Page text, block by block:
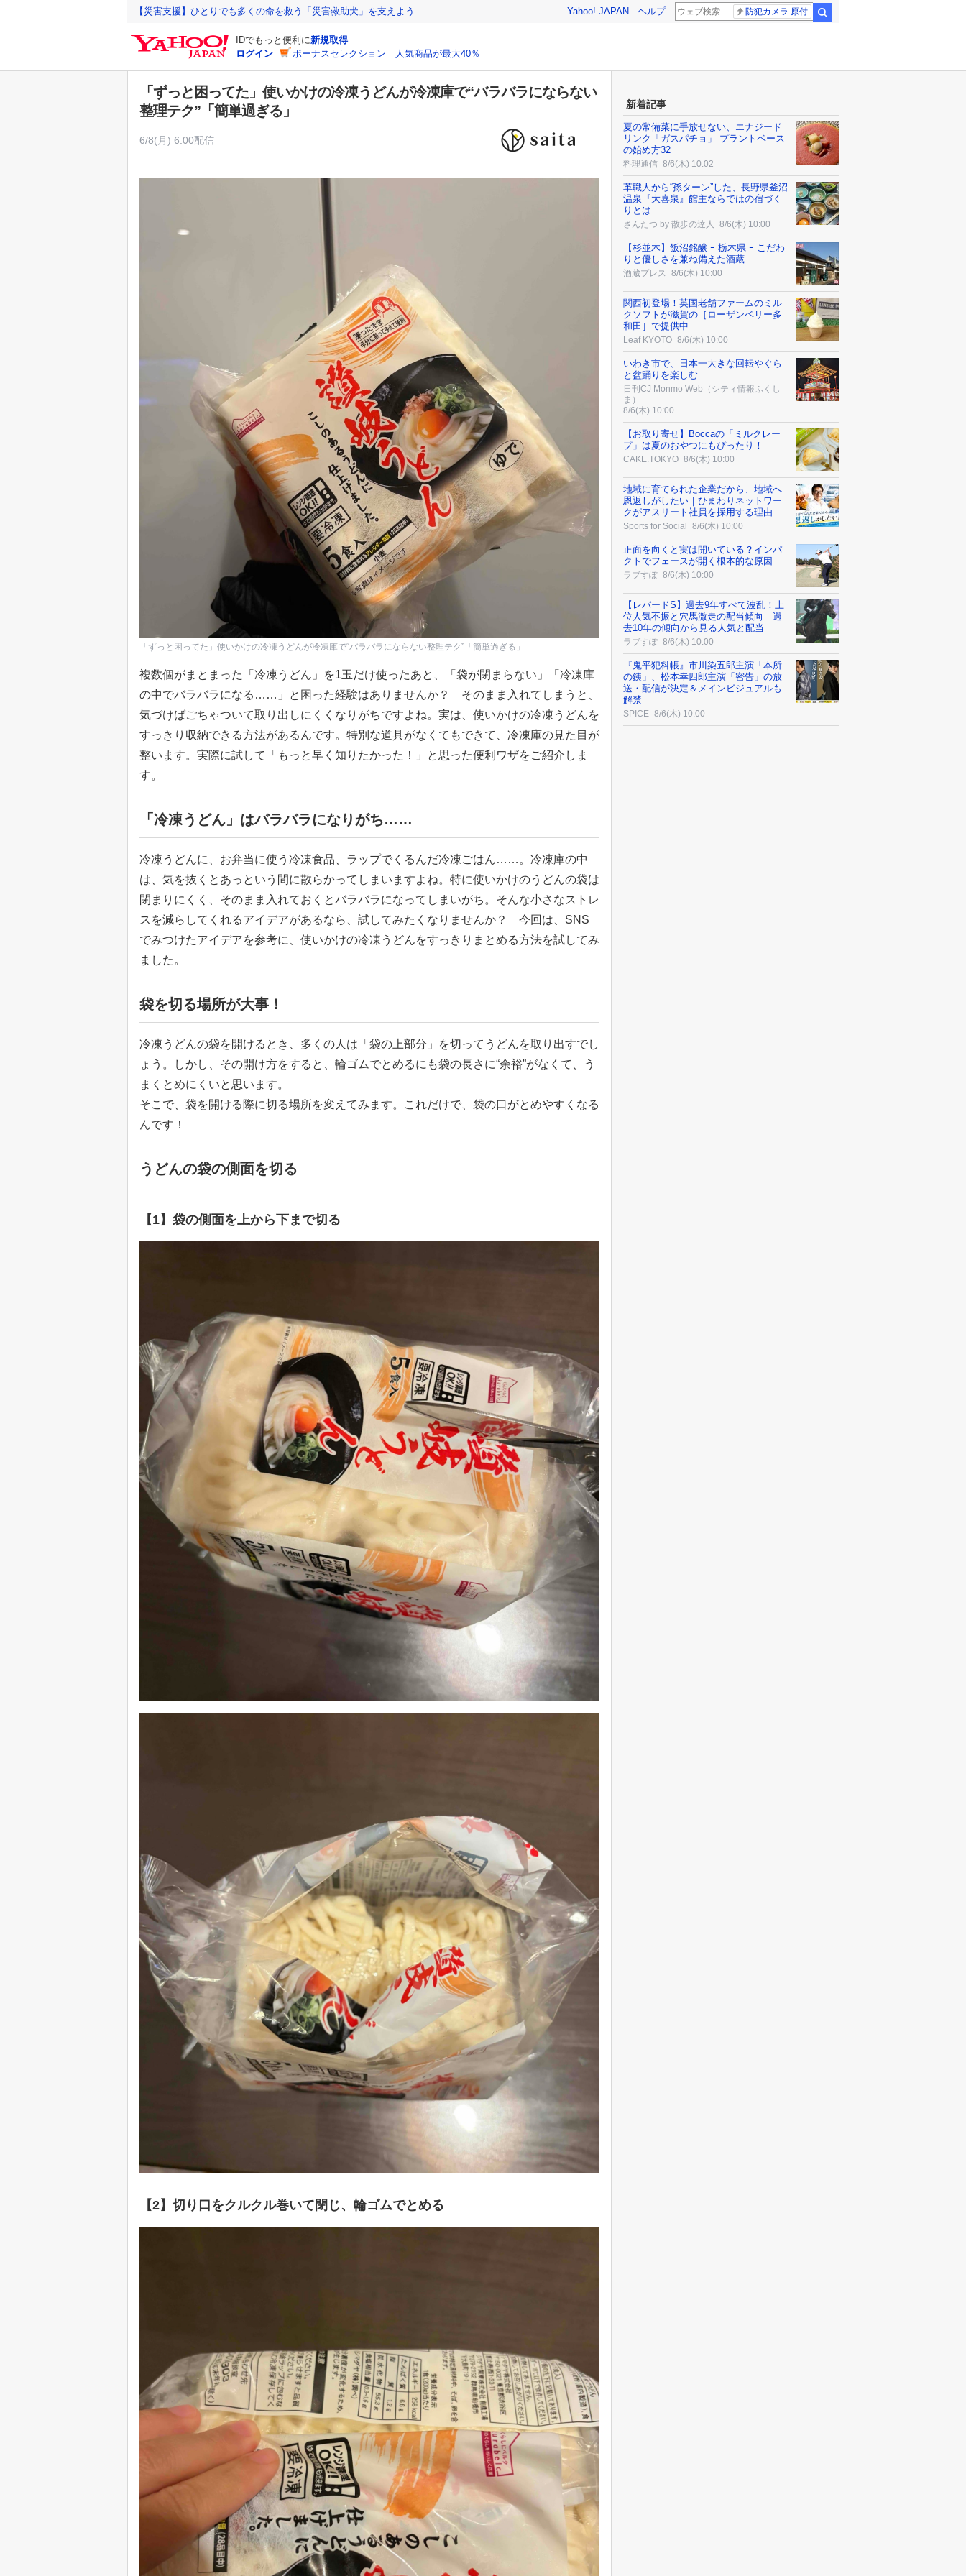
【災害支援】ひとりでも多くの命を救う「災害救助犬」を支えよう Yahoo! JAPAN ヘルプ 防犯カメラ 原付
IDでもっと便利に新規取得
ログイン
ボーナスセレクション 人気商品が最大40％
「ずっと困ってた」使いかけの冷凍うどんが冷凍庫で“バラバラにならない
整理テク”「簡単過ぎる」
6/8(月) 6:00配信
「ずっと困ってた」使いかけの冷凍うどんが冷凍庫で“バラバラにならない整理テク”「簡単過ぎる」
複数個がまとまった「冷凍うどん」を1玉だけ使ったあと、「袋が閉まらない」「冷凍庫
の中でバラバラになる……」と困った経験はありませんか？ そのまま入れてしまうと、
気づけばごちゃついて取り出しにくくなりがちですよね。実は、使いかけの冷凍うどんを
すっきり収納できる方法があるんです。特別な道具がなくてもできて、冷凍庫の見た目が
整います。実際に試して「もっと早く知りたかった！」と思った便利ワザをご紹介しま
す。
「冷凍うどん」はバラバラになりがち……
冷凍うどんに、お弁当に使う冷凍食品、ラップでくるんだ冷凍ごはん……。冷凍庫の中
は、気を抜くとあっという間に散らかってしまいますよね。特に使いかけのうどんの袋は
閉まりにくく、そのまま入れておくとバラバラになってしまいがち。そんな小さなストレ
スを減らしてくれるアイデアがあるなら、試してみたくなりませんか？ 今回は、SNS
でみつけたアイデアを参考に、使いかけの冷凍うどんをすっきりまとめる方法を試してみ
ました。
袋を切る場所が大事！
冷凍うどんの袋を開けるとき、多くの人は「袋の上部分」を切ってうどんを取り出すでし
ょう。しかし、その開け方をすると、輪ゴムでとめるにも袋の長さに“余裕”がなくて、う
まくとめにくいと思います。
そこで、袋を開ける際に切る場所を変えてみます。これだけで、袋の口がとめやすくなる
んです！
うどんの袋の側面を切る
【1】袋の側面を上から下まで切る
【2】切り口をクルクル巻いて閉じ、輪ゴムでとめる
新着記事
夏の常備菜に手放せない、エナジード
リンク「ガスパチョ」 プラントベース
の始め方32
料理通信 8/6(木) 10:02
革職人から“孫ターン”した、長野県釜沼
温泉『大喜泉』館主ならではの宿づく
りとは
さんたつ by 散歩の達人 8/6(木) 10:00
【杉並木】飯沼銘醸 ｰ 栃木県 ｰ こだわ
りと優しさを兼ね備えた酒蔵
酒蔵プレス 8/6(木) 10:00
関西初登場！英国老舗ファームのミル
クソフトが滋賀の［ローザンベリー多
和⽥］で提供中
Leaf KYOTO 8/6(木) 10:00
いわき市で、日本一大きな回転やぐら
と盆踊りを楽しむ
日刊CJ Monmo Web（シティ情報ふくし
ま）
8/6(木) 10:00
【お取り寄せ】Boccaの「ミルクレー
プ」は夏のおやつにもぴったり！
CAKE.TOKYO 8/6(木) 10:00
地域に育てられた企業だから、地域へ
恩返しがしたい｜ひまわりネットワー
クがアスリート社員を採用する理由
Sports for Social 8/6(木) 10:00
正面を向くと実は開いている？インパ
クトでフェースが開く根本的な原因
ラブすぽ 8/6(木) 10:00
【レパードS】過去9年すべて波乱！上
位人気不振と穴馬激走の配当傾向｜過
去10年の傾向から見る人気と配当
ラブすぽ 8/6(木) 10:00
『鬼平犯科帳』市川染五郎主演「本所
の銕」、松本幸四郎主演「密告」の放
送・配信が決定＆メインビジュアルも
解禁
SPICE 8/6(木) 10:00